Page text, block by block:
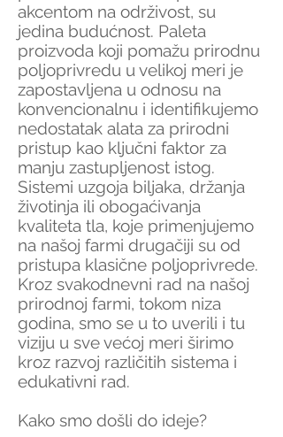
akcentom na održivost, su
jedina budućnost. Paleta
proizvoda koji pomažu prirodnu
poljoprivredu u velikoj meri je
zapostavljena u odnosu na
konvencionalnu i identifikujemo
nedostatak alata za prirodni
pristup kao ključni faktor za
manju zastupljenost istog.
Sistemi uzgoja biljaka, držanja
životinja ili obogaćivanja
kvaliteta tla, koje primenjujemo
na našoj farmi drugačiji su od
pristupa klasične poljoprivrede.
Kroz svakodnevni rad na našoj
prirodnoj farmi, tokom niza
godina, smo se u to uverili i tu
viziju u sve većoj meri širimo
kroz razvoj različitih sistema i
edukativni rad.
Kako smo došli do ideje?